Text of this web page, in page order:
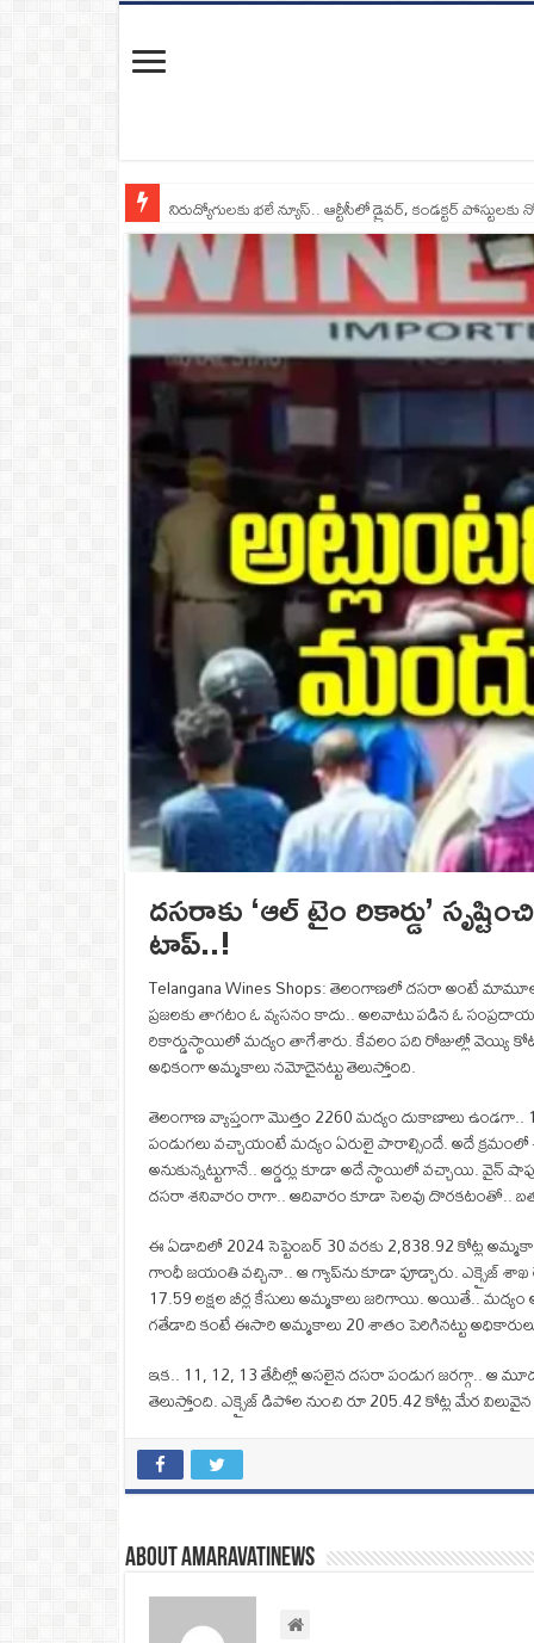
నిరుద్యోగులకు భలే న్యూస్.. ఆర్టీసీలో డ్రైవర్, కండక్టర్‌
దసరాకు ‘ఆల్ టైం రికార్డు’
టాప్‌..!
Telangana Wines Shops: తెలంగాణలో దసరా అంటే
ప్రజలకు తాగటం ఓ వ్యసనం కాదు.. అలవాటు పడిన ఓ
రికార్డుస్థాయిలో మద్యం తాగేశారు. కేవలం పది రోజుల్లో వెయ్యి
అధికంగా అమ్మకాలు నమోదైనట్టు తెలుస్తోంది.
తెలంగాణ వ్యాప్తంగా మొత్తం 2260 మద్యం దుకాణాలు
పండుగలు వచ్చాయంటే మద్యం ఏరులై పారాల్సిందే. అదే క్రమంలో
అనుకున్నట్టుగానే.. ఆర్డర్లు కూడా అదే స్థాయిలో వచ్చాయి. వైన్
దసరా శనివారం రాగా.. ఆదివారం కూడా సెలవు దొరకటంతో..
ఈ ఏడాదిలో 2024 సెప్టెంబర్ 30 వరకు 2,838.92 కోట్ల
గాంధీ జయంతి వచ్చినా.. ఆ గ్యాప్‌ను కూడా పూడ్చారు. ఎక్సైజ్ శాఖ
17.59 లక్షల బీర్ల కేసులు అమ్మకాలు జరిగాయి. అయితే..
గతేడాది కంటే ఈసారి అమ్మకాలు 20 శాతం పెరిగినట్టు అధికారులు
ఇక.. 11, 12, 13 తేదీల్లో అసలైన దసరా పండుగ జరగ్గా.. ఆ
తెలుస్తోంది. ఎక్సైజ్ డిపోల నుంచి రూ 205.42 కోట్ల మేర
About amaravatinews